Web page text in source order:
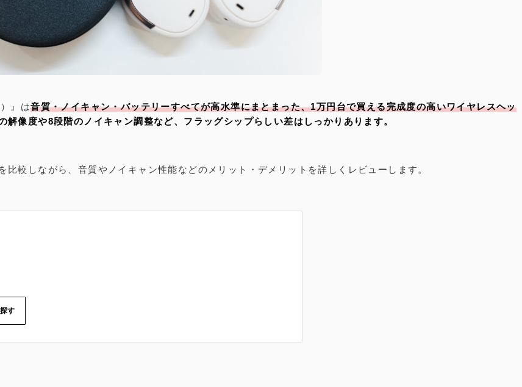
』は音質・ノイキャン・バッテリーすべてが高水準にまとまった、1万円台で買える完成度の高いワイヤレスヘッ
解像度や8段階のノイキャン調整など、フラッグシップらしい差はしっかりあります。
較しながら、音質やノイキャン性能などのメリット・デメリットを詳しくレビューします。
す